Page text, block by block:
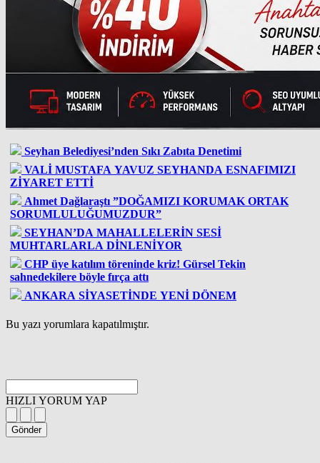
Seyhan Belediyesi’nden Sıkı Zabıta Denetimi
VALİ MUSTAFA YAVUZ SEYHANDA ESNAFIMIZI
ZİYARET ETTİ
Ahmet Dağlaraştı ”DOĞAMIZI KORUMAK ORTAK
SORUMLULUĞUMUZDUR”
SEYHAN’DA MAHALLELERİN SESİ
MUHTARLARLA DİNLENİYOR
CHP üye katılım töreninde kriz! Gürsel Tekin
sahnedekilere böyle fırça attı
ANKARA SİYASETİNDE YENİ DÖNEM
Bu yazı yorumlara kapatılmıştır.
HIZLI YORUM YAP
Gönder